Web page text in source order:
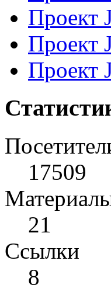
Проект
Проект
Проект
17509
21
Cсылки
8